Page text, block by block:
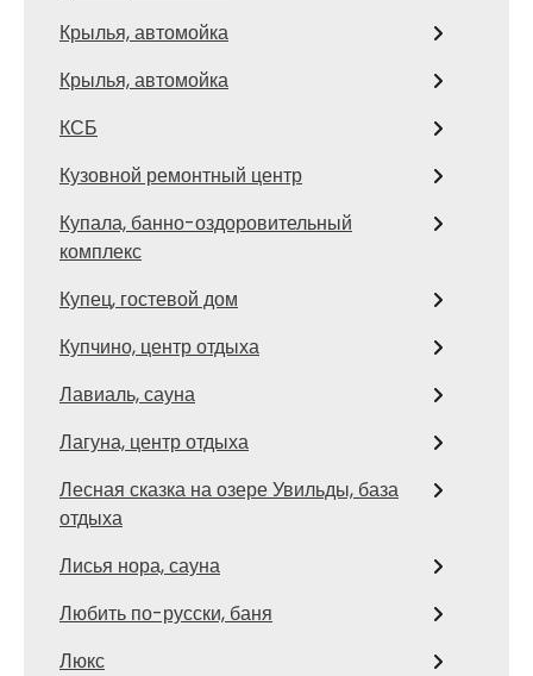
Крылья, автомойка
Крылья, автомойка
КСБ
Кузовной ремонтный центр
Купала, банно-оздоровительный
комплекс
Купец, гостевой дом
Купчино, центр отдыха
Лавиаль, сауна
Лагуна, центр отдыха
Лесная сказка на озере Увильды, база
отдыха
Лисья нора, сауна
Любить по-русски, баня
Люкс